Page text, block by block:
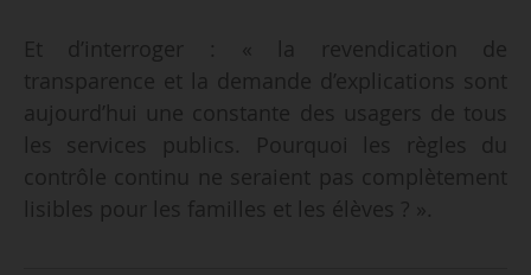
Et d’interroger : « la revendication de
transparence et la demande d’explications sont
aujourd’hui une constante des usagers de tous
les services publics. Pourquoi les règles du
contrôle continu ne seraient pas complètement
lisibles pour les familles et les élèves ? ».